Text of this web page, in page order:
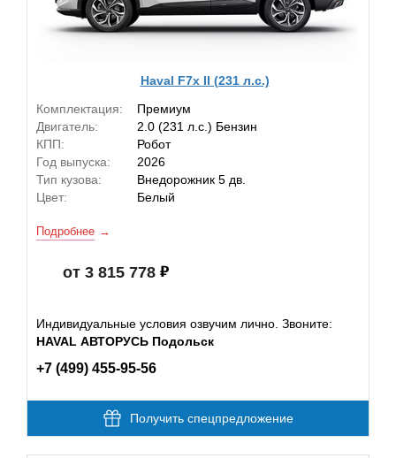
Haval F7x II (231 л.с.)
Комплектация:
Премиум
Двигатель:
2.0 (231 л.с.) Бензин
КПП:
Робот
Год выпуска:
2026
Тип кузова:
Внедорожник 5 дв.
Цвет:
Белый
Подробнее
от 3 815 778
Индивидуальные условия озвучим лично. Звоните:
HAVAL АВТОРУСЬ Подольск
+7 (499) 455-95-56
Получить спецпредложение